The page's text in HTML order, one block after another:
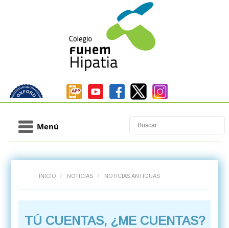
Menú
Buscar
INICIO / NOTICIAS / NOTICIAS ANTIGUAS
TÚ CUENTAS, ¿ME CUENTAS?